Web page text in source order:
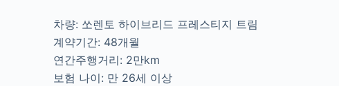
차량: 쏘렌토 하이브리드 프레스티지 트림
계약기간: 48개월
연간주행거리: 2만km
보험 나이: 만 26세 이상